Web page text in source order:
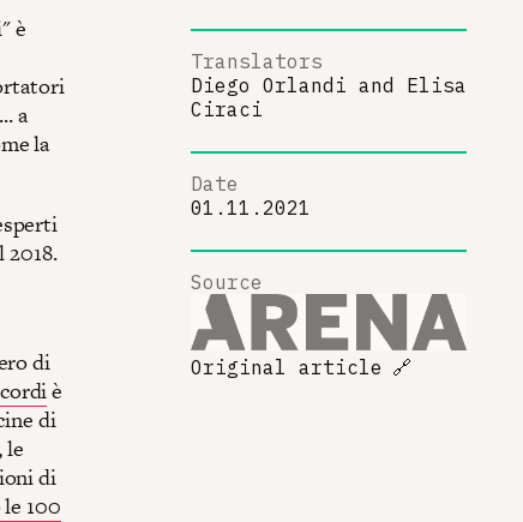
è
a
la
di
è
di
le
di
100
Translators
Diego Orlandi and Elisa
Ciraci
Date
01.11.2021
Source
Original article 🔗